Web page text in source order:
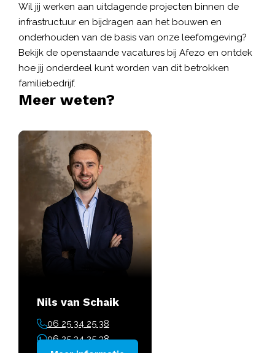
Wil jij werken aan uitdagende projecten binnen de
infrastructuur en bijdragen aan het bouwen en
onderhouden van de basis van onze leefomgeving?
Bekijk de openstaande vacatures bij Afezo en ontdek
hoe jij onderdeel kunt worden van dit betrokken
familiebedrijf.
Meer weten?
Nils van Schaik
06 25 34 25 38
06 25 34 25 38